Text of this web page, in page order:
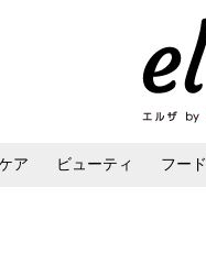
ア ビューティ フード